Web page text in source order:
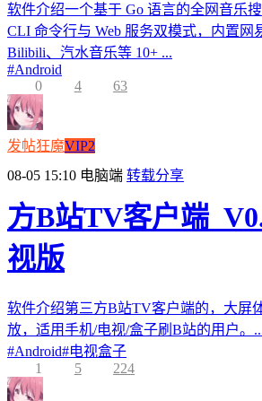
软件介绍一个基于 Go 语言的全网音乐
CLI 命令行与 Web 服务双模式，内置网
Bilibili、汽水音乐等 10+ ...
#Android
0
4 63
发帖狂魔VIP2
08-05 15:10 电脑端 转载分享
方B站TV客户端
视版
软件介绍第三方B站TV客户端的，大屏
放，适用手机/电视/盒子刷B站的用户。
#Android#电视盒子
1
5 224